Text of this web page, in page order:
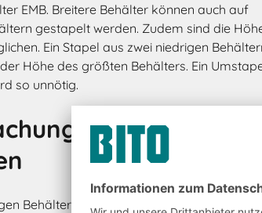
EMB. Breitere Behälter können auch auf
gestapelt werden. Zudem sind die
Ein Stapel aus zwei niedrigen
Höhe des größten Behälters. Ein
so unnötig.
von Kanban-
Behälter können leicht in Schrägboden-